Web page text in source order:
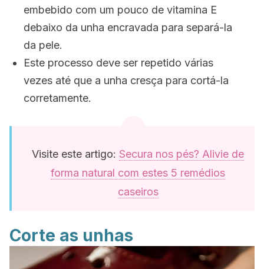
embebido com um pouco de vitamina E
debaixo da unha encravada para separá-la
da pele.
Este processo deve ser repetido várias
vezes até que a unha cresça para cortá-la
corretamente.
Visite este artigo: Secura nos pés? Alivie de
forma natural com estes 5 remédios
caseiros
Corte as unhas